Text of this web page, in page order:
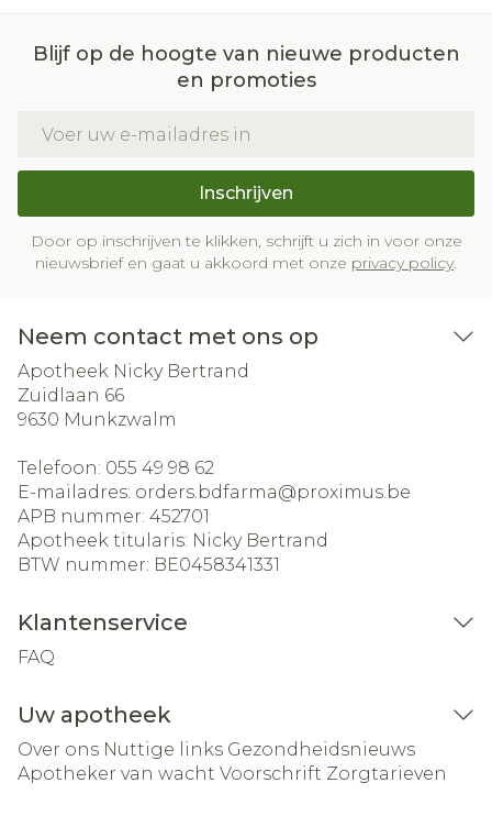
Blijf op de hoogte van nieuwe producten
en promoties
Inschrijven
Door op inschrijven te klikken, schrijft u zich in voor onze
nieuwsbrief en gaat u akkoord met onze privacy policy.
Neem contact met ons op
Apotheek Nicky Bertrand
Zuidlaan 66
9630 Munkzwalm
Telefoon: 055 49 98 62
E-mailadres: orders.bdfarma@proximus.be
APB nummer: 452701
Apotheek titularis: Nicky Bertrand
BTW nummer: BE0458341331
Klantenservice
FAQ
Uw apotheek
Over ons Nuttige links Gezondheidsnieuws
Apotheker van wacht Voorschrift Zorgtarieven